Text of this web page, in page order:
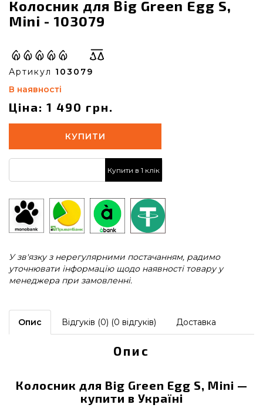
Колосник для Big Green Egg S,
Mini - 103079
Артикул 103079
В наявності
Ціна: 1 490 грн.
КУПИТИ
Купити в 1 клік
У зв'язку з нерегулярними постачанням, радимо
уточнювати інформацію щодо наявності товару у
менеджера при замовленні.
Опис Відгуків (0) (0 відгуків) Доставка
Опис
Колосник для Big Green Egg S, Mini —
купити в Україні